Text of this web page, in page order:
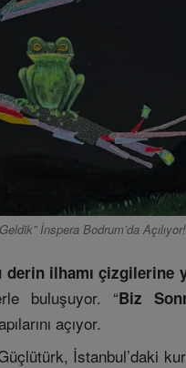
İnspera Bodrum’da Açılıyor!
ilhamı çizgilerine
buluşuyor. “Biz
açıyor.
İstanbul’daki